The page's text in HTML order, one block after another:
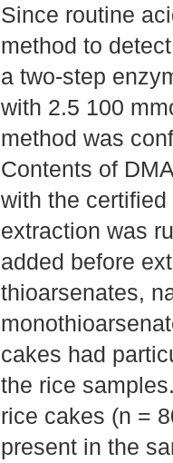
Since routine
method to
a two-step
with 2.5 100
method was
Contents of
with the
extraction was
added before
thioarsenates,
cakes had
the rice
rice cakes (n =
present in the